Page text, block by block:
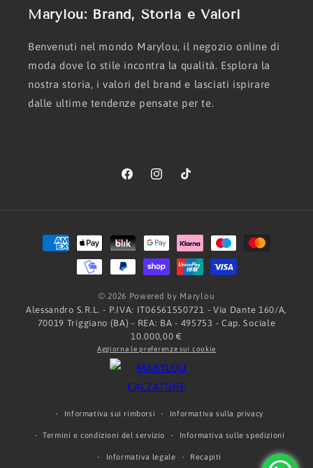
Marylou: Brand, Storia e Valori
Benvenuti nel mondo Marylou, il negozio online di
moda dove lo stile incontra la qualità. Esplora la
nostra storia, i valori del brand e lasciati ispirare
dalle ultime tendenze pensate per te.
FacebookInstagramTikTok
Metodi
di
pagamento
© 2026 Powered by Marylou
Alessandro S.R.L. - P.IVA: IT06561550721 - Via Dante 160/A,
70019 Triggiano (BA) - REA: BA - 495753 - Cap. Sociale
10.000,00 €
Aggiorna le preferenze sui cookie
Informativa sui rimborsi Informativa sulla privacy
Termini e condizioni del servizio Informativa sulle spedizioni
Informativa legale Recapiti